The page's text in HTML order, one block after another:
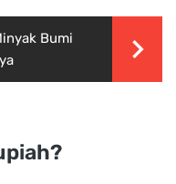
Bumi